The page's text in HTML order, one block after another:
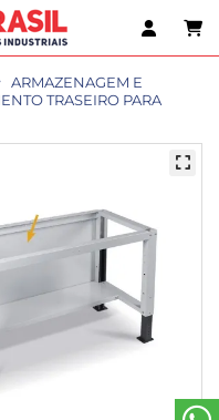
ARMAZENAGEM E
TRASEIRO PARA